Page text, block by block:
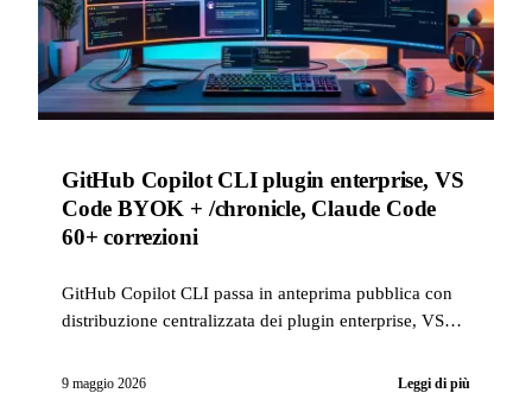
GitHub Copilot CLI plugin enterprise, VS
Code BYOK + /chronicle, Claude Code
60+ correzioni
GitHub Copilot CLI passa in anteprima pubblica con
distribuzione centralizzata dei plugin enterprise, VS
Claude Code consegna questa settimana 60+
9 maggio 2026 Leggi di più